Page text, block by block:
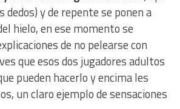
y de repente se ponen a
hielo, en ese momento se
de no pelearse con
que esos dos jugadores adultos
pueden hacerlo y encima les
un claro ejemplo de sensaciones